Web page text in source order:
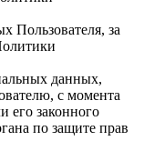
Пользователя, за
данных,
с момента
его законного
по защите прав